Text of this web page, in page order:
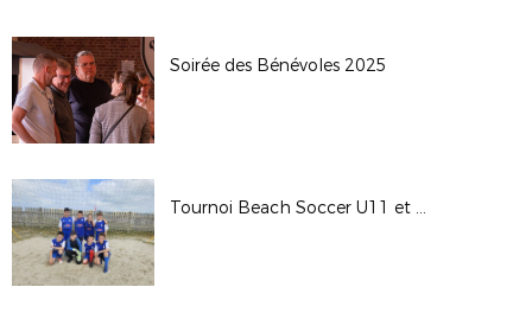
Soirée des Bénévoles 2025
Tournoi Beach Soccer U11 et U13